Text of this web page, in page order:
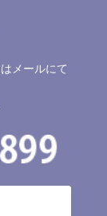
メールにて